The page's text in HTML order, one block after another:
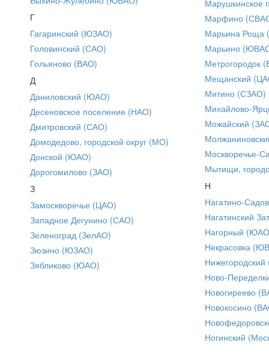
Г
Гагаринский (ЮЗАО)
Головинский (САО)
Гольяново (ВАО)
Д
Даниловский (ЮАО)
Десеновское поселение (НАО)
Дмитровский (САО)
Домодедово, городской округ (МО)
Донской (ЮАО)
Дорогомилово (ЗАО)
З
Замоскворечье (ЦАО)
Западное Дегунино (САО)
Зеленоград (ЗелАО)
Зюзино (ЮЗАО)
Зябликово (ЮАО)
Марушкинское
Марфино
Марьина Роща
Марьино
Метрогородок
Мещанский
Митино (СЗАО)
Михайлово-
Можайский
Москворечье-
Мытищи,
Н
Нагатино-
Нагатинский
Нагорный
Некрасовка
Ново-
Новогиреево
Новокосино
Ногинский